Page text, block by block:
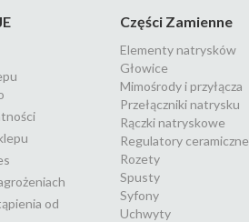
od
Części Zamienne
Elementy natrysków
Głowice
Mimośrody i przyłącza
Przełączniki natrysku
Rączki natryskowe
Regulatory ceramiczne
Rozety
Spusty
Syfony
Uchwyty